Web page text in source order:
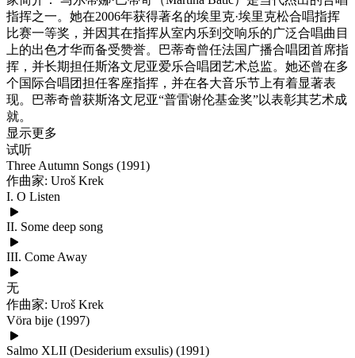
指挥之一。她在2006年获得著名的埃里克·埃里克松合唱指挥
比赛一等奖，并因其在指挥从室内乐到交响乐的广泛合唱曲目
上的出色才华而备受赞誉。巴蒂奇曾任法国广播合唱团首席指
挥，并长期担任斯洛文尼亚爱乐合唱团艺术总监。她还曾在多
个国际合唱团担任客座指挥，并在各大音乐节上有着显著表
现。巴蒂奇曾获斯洛文尼亚“普雷谢伦基金奖”以表彰其艺术成
就。
显示更多
试听
Three Autumn Songs (1991)
作曲家: Uroš Krek
I. O Listen
II. Some deep song
III. Come Away
无
作曲家: Uroš Krek
Vöra bije (1997)
Salmo XLII (Desiderium exsulis) (1991)